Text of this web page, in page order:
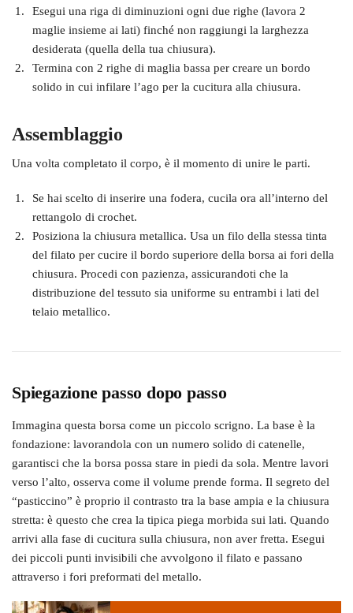
Esegui una riga di diminuzioni ogni due righe (lavora 2
maglie insieme ai lati) finché non raggiungi la larghezza
desiderata (quella della tua chiusura).
Termina con 2 righe di maglia bassa per creare un bordo
solido in cui infilare l’ago per la cucitura alla chiusura.
Assemblaggio
Una volta completato il corpo, è il momento di unire le parti.
Se hai scelto di inserire una fodera, cucila ora all’interno del
rettangolo di crochet.
Posiziona la chiusura metallica. Usa un filo della stessa tinta
del filato per cucire il bordo superiore della borsa ai fori della
chiusura. Procedi con pazienza, assicurandoti che la
distribuzione del tessuto sia uniforme su entrambi i lati del
telaio metallico.
Spiegazione passo dopo passo
Immagina questa borsa come un piccolo scrigno. La base è la
fondazione: lavorandola con un numero solido di catenelle,
garantisci che la borsa possa stare in piedi da sola. Mentre lavori
verso l’alto, osserva come il volume prende forma. Il segreto del
“pasticcino” è proprio il contrasto tra la base ampia e la chiusura
stretta: è questo che crea la tipica piega morbida sui lati. Quando
arrivi alla fase di cucitura sulla chiusura, non aver fretta. Esegui
dei piccoli punti invisibili che avvolgono il filato e passano
attraverso i fori preformati del metallo.